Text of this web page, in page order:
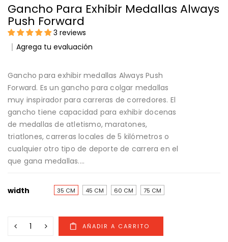
Gancho Para Exhibir Medallas Always
Push Forward
3 reviews
Agrega tu evaluación
Gancho para exhibir medallas Always Push
Forward. Es un gancho para colgar medallas
muy inspirador para carreras de corredores. El
gancho tiene capacidad para exhibir docenas
de medallas de atletismo, maratones,
triatlones, carreras locales de 5 kilómetros o
cualquier otro tipo de deporte de carrera en el
que gana medallas....
width 35 CM 45 CM 60 CM 75 CM